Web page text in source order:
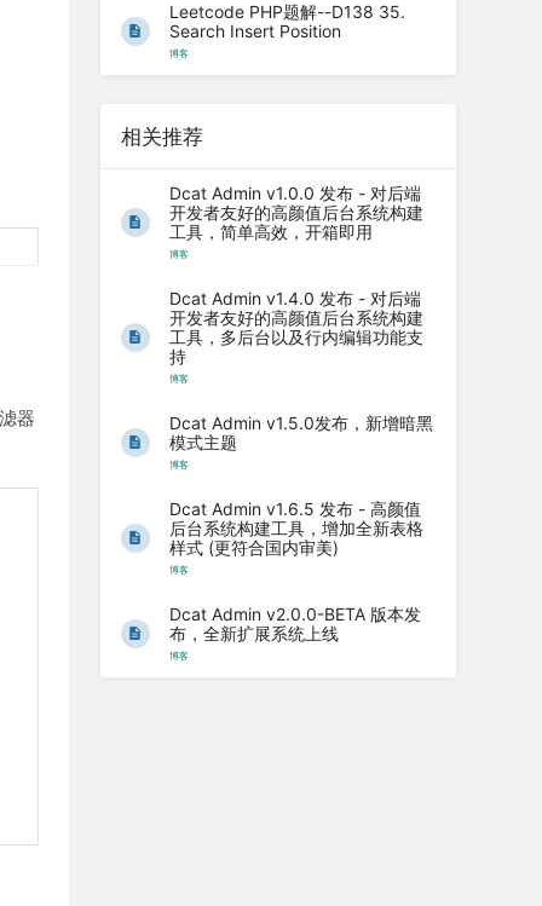
器
Leetcode PHP题解--D138 35.
Search Insert Position
博客
相关推荐
Dcat Admin v1.0.0 发布 - 对后端
开发者友好的高颜值后台系统构建
工具，简单高效，开箱即用
博客
Dcat Admin v1.4.0 发布 - 对后端
开发者友好的高颜值后台系统构建
工具，多后台以及行内编辑功能支
持
博客
Dcat Admin v1.5.0发布，新增暗黑
模式主题
博客
Dcat Admin v1.6.5 发布 - 高颜值
后台系统构建工具，增加全新表格
样式 (更符合国内审美)
博客
Dcat Admin v2.0.0-BETA 版本发
布，全新扩展系统上线
博客